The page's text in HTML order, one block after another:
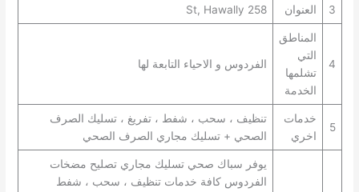
3 العنوان 258 St, Hawally
4
المناطق
التي
تشلمها
الخدمة
الفردوس و الاحياء التابعة لها
5
خدمات
اخري
تنظيف ، سحب ، شفط ، تفريغ ، تسليك الصرف
الصحي + تسليك مجاري الصرف الصحي
يوفر سباك صحي تسليك مجاري تصليح مضخات
الفردوس كافة خدمات تنظيف ، سحب ، شفط